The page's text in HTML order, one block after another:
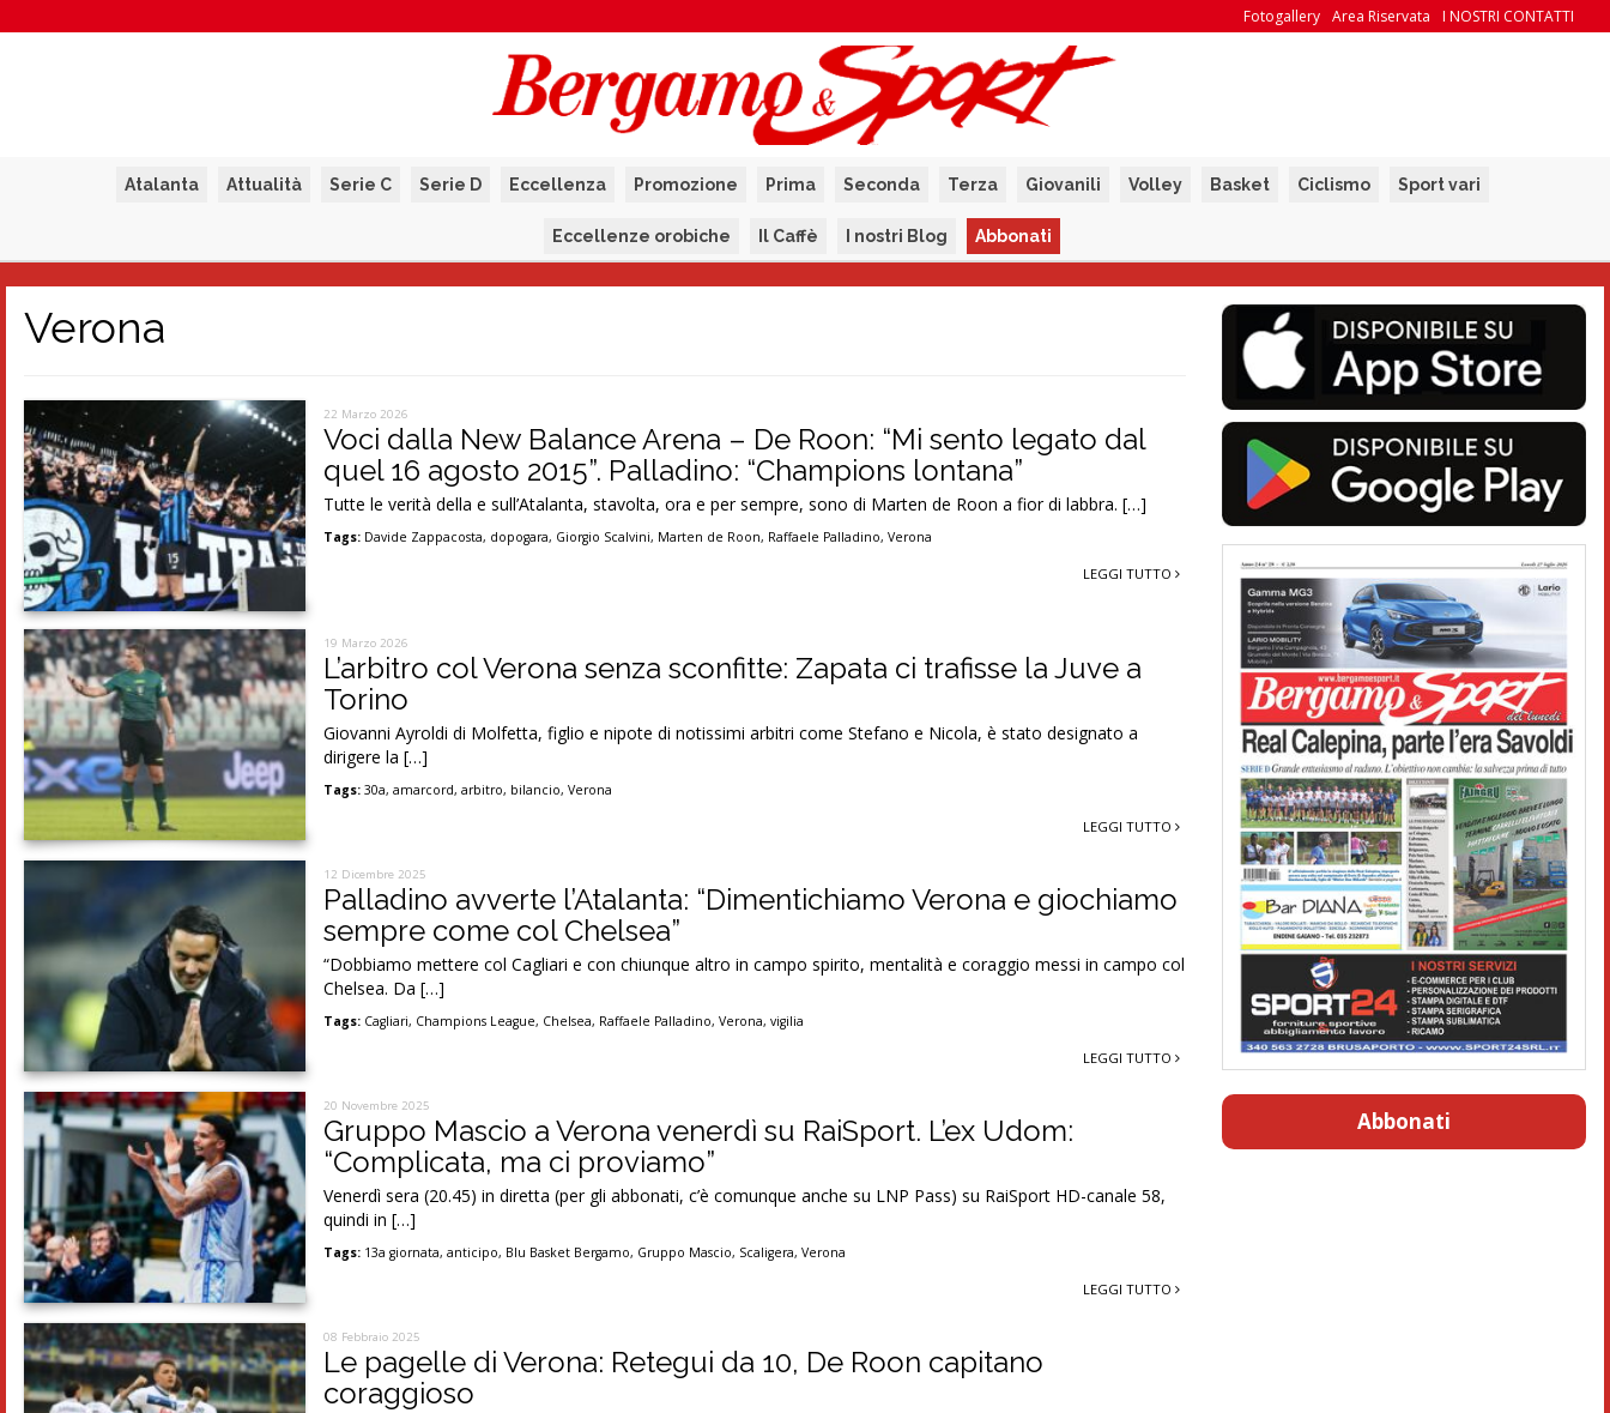
I NOSTRI CONTATTI
Area Riservata
Fotogallery
Atalanta Attualità Serie C Serie D Eccellenza Promozione Prima Seconda Terza Giovanili Volley Basket Ciclismo Sport vari
Eccellenze orobiche Il Caffè I nostri Blog Abbonati
Verona
22 Marzo 2026
Voci dalla New Balance Arena – De Roon: “Mi sento legato dal
quel 16 agosto 2015”. Palladino: “Champions lontana”
Tutte le verità della e sull’Atalanta, stavolta, ora e per sempre, sono di Marten de Roon a fior di labbra. […]
Tags: Davide Zappacosta, dopogara, Giorgio Scalvini, Marten de Roon, Raffaele Palladino,Verona
LEGGI TUTTO
19 Marzo 2026
L’arbitro col Verona senza sconfitte: Zapata ci trafisse la Juve a
Torino
Giovanni Ayroldi di Molfetta, figlio e nipote di notissimi arbitri come Stefano e Nicola, è stato designato a
dirigere la […]
Tags: 30a,amarcord,arbitro, bilancio,Verona
LEGGI TUTTO
12 Dicembre 2025
Palladino avverte l’Atalanta: “Dimentichiamo Verona e giochiamo
sempre come col Chelsea”
“Dobbiamo mettere col Cagliari e con chiunque altro in campo spirito, mentalità e coraggio messi in campo col
Chelsea. Da […]
Tags: Cagliari, Champions League, Chelsea, Raffaele Palladino,Verona,vigilia
LEGGI TUTTO
20 Novembre 2025
Gruppo Mascio a Verona venerdì su RaiSport. L’ex Udom:
“Complicata, ma ci proviamo”
Venerdì sera (20.45) in diretta (per gli abbonati, c’è comunque anche su LNP Pass) su RaiSport HD-canale 58,
quindi in […]
Tags: 13a giornata,anticipo, Blu Basket Bergamo, Gruppo Mascio, Scaligera,Verona
LEGGI TUTTO
08 Febbraio 2025
Le pagelle di Verona: Retegui da 10, De Roon capitano
coraggioso
Abbonati